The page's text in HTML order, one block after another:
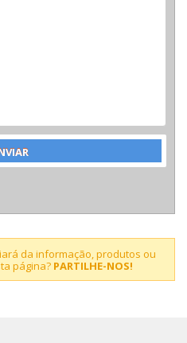
da informação, produtos ou
página? PARTILHE-NOS!